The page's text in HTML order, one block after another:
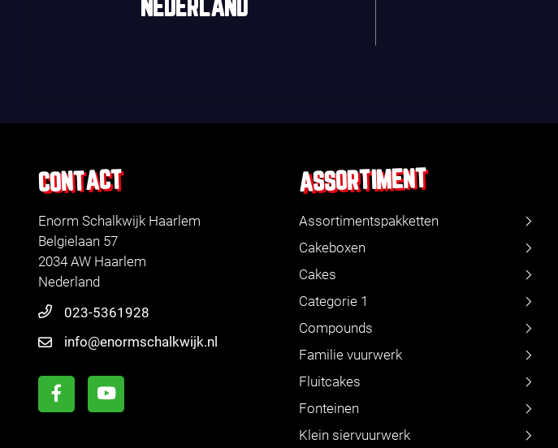
NEDERLAND
CONTACT
Enorm Schalkwijk Haarlem
Belgielaan 57
2034 AW Haarlem
Nederland
023-5361928
info@enormschalkwijk.nl
ASSORTIMENT
Assortimentspakketten
Cakeboxen
Cakes
Categorie 1
Compounds
Familie vuurwerk
Fluitcakes
Fonteinen
Klein siervuurwerk